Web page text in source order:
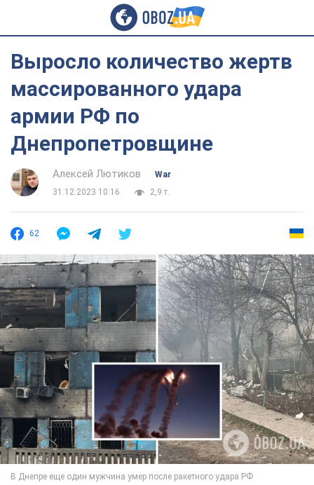
Выросло количество жертв
массированного удара
армии РФ по
Днепропетровщине
Алексей Лютиков
War
31.12.2023 10:16
2,9 т.
62